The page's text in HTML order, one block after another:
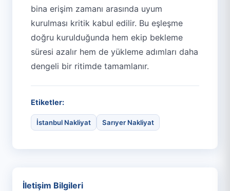
bina erişim zamanı arasında uyum
kurulması kritik kabul edilir. Bu eşleşme
doğru kurulduğunda hem ekip bekleme
süresi azalır hem de yükleme adımları daha
dengeli bir ritimde tamamlanır.
Etiketler:
İstanbul Nakliyat Sarıyer Nakliyat
İletişim Bilgileri